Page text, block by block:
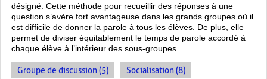
désigné. Cette méthode pour recueillir des réponses à une
question s’avère fort avantageuse dans les grands groupes où il
est difficile de donner la parole à tous les élèves. De plus, elle
permet de diviser équitablement le temps de parole accordé à
chaque élève à l’intérieur des sous-groupes.
Groupe de discussion (5) Socialisation (8)